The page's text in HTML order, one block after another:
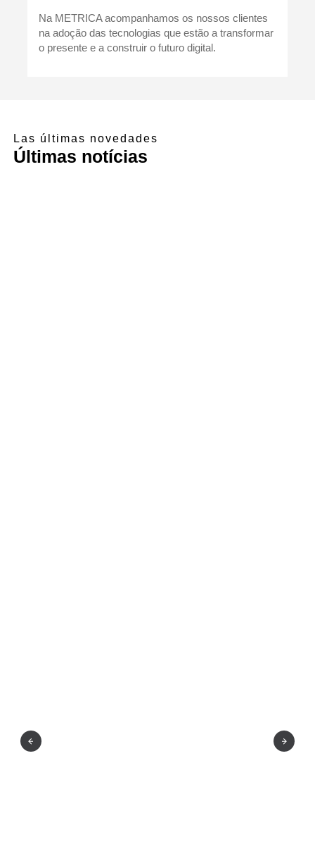
Na METRICA acompanhamos os nossos clientes
na adoção das tecnologias que estão a transformar
o presente e a construir o futuro digital.
Las últimas novedades
Últimas notícias